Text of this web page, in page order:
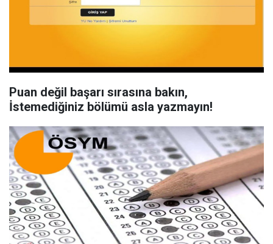
Puan değil başarı sırasına bakın,
İstemediğiniz bölümü asla yazmayın!